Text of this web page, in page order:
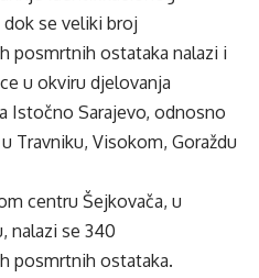
se veliki broj
posmrtnih ostataka nalazi i
u okviru djelovanja
Istočno Sarajevo, odnosno
Travniku, Visokom, Goraždu
centru Šejkovača, u
nalazi se 340
posmrtnih ostataka.